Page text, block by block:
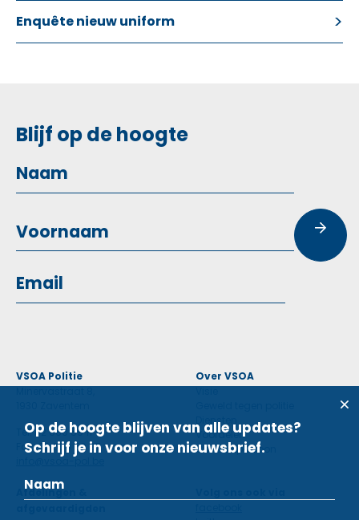
Enquête nieuw uniform
Blijf op de hoogte
VSOA Politie
Tel: 02 660 59 11
Fax: 02 660 50 97
info@vsoa-pol.be
Over VSOA
Diensten
Voordelen
Contactpersoon
Afdelingen &
Op de hoogte blijven van alle updates?
Schrijf je in voor onze nieuwsbrief.